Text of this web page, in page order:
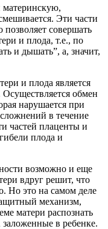
материнскую,
Эти части
совершать
и плода, т.е., по
и дышать”, а, значит,
и плода является
обмен
нарушается при
в течение
частей плаценты и
плода и
возможно и еще
вдруг решит, что
Но это на самом деле
механизм,
матери распознать
в ребенке.